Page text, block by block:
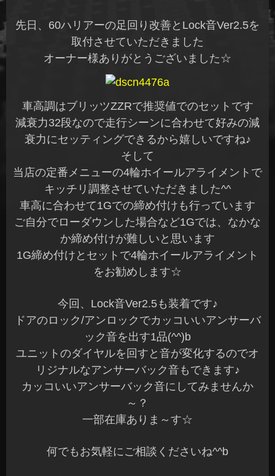
先日、60ハリアーの足回り改善とLock音Ver2.5を
取付させていただきました
オーナー様ありがとうございました☆
車高調はブリッツZZRで推奨値でのセットです
減衰力32段なので走行シーンに合わせて好みの減
衰力にセッティングできるから嬉しいですね♪
そして
当店の定番メニューの4輪ホイールアライメントで
キッチリ調整させていただきました^^
車高に合わせて1Gでの締め付けも行っています
ご自分でローダウンした場合など1Gでは、なかな
か締め付けが難しいと思います
1G締め付けとセットで4輪ホイールアライメント
をお勧めします☆
今回、Lock音Ver2.5も装着です♪
ドアのロック/アンロックでカッコいいアンサーバ
ック音を出す1品(^^)b
ユニットのダイヤルを回すと音が変化するのでオ
リジナルなアンサーバック音もできます♪
カッコいいアンサーバック音にしてみませんか
～？
一部在庫ありま～す☆
何でもお気軽にご相談くださいね^^b